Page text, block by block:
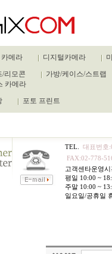
카메라 디지털카메라
/리모콘
가방/케이스/스트랩
카메라
포토 프린트
TEL.
대표번호
FAX:02-778-
고객센타운영시
평일 10:00 ~
주말 10:00 ~
일요일/공휴일